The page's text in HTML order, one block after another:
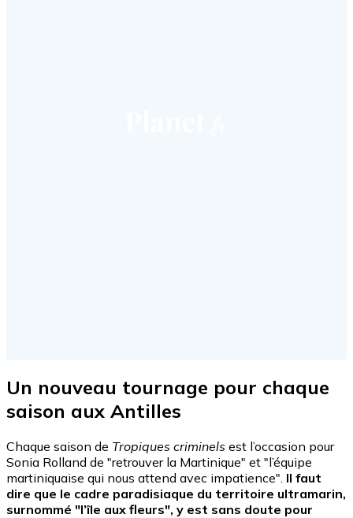
Un nouveau tournage pour chaque
saison aux Antilles
Chaque saison de Tropiques criminels est l’occasion pour
Sonia Rolland de "retrouver la Martinique" et "l’équipe
martiniquaise qui nous attend avec impatience". Il faut
dire que le cadre paradisiaque du territoire ultramarin,
surnommé "l’île aux fleurs", y est sans doute pour